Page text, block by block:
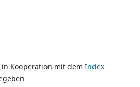
Kooperation mit dem Index